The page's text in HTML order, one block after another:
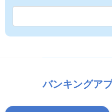
バンキングア